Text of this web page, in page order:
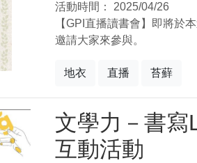
活動時間：
2025/04/26
【GPI直播讀書會】即將於
邀請大家來參與。
地衣 直播 苔蘚
文學力－書寫
互動活動